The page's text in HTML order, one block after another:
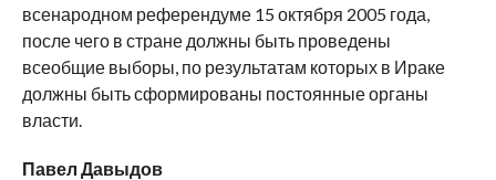
всенародном референдуме 15 октября 2005 года,
после чего в стране должны быть проведены
всеобщие выборы, по результатам которых в Ираке
должны быть сформированы постоянные органы
власти.
Павел Давыдов